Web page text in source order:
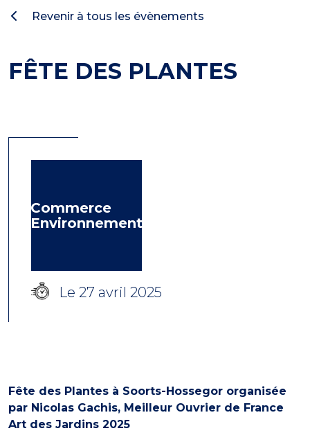
Revenir à tous les évènements
FÊTE DES PLANTES
Commerce
Environnement
Le 27 avril 2025
Fête des Plantes à Soorts-Hossegor organisée
par Nicolas Gachis, Meilleur Ouvrier de France
Art des Jardins 2025